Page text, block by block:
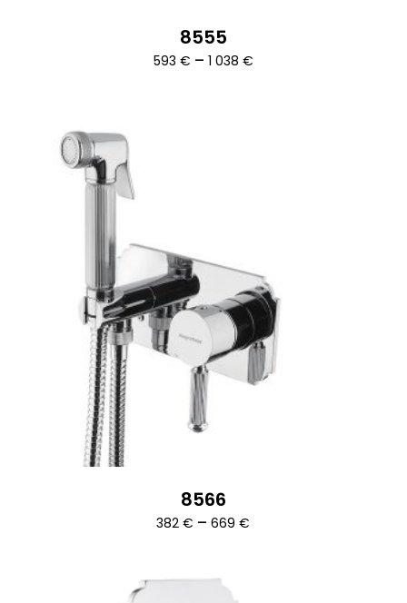
8555
593 € – 1 038 €Ártartomány:
8566
382€ – 669€